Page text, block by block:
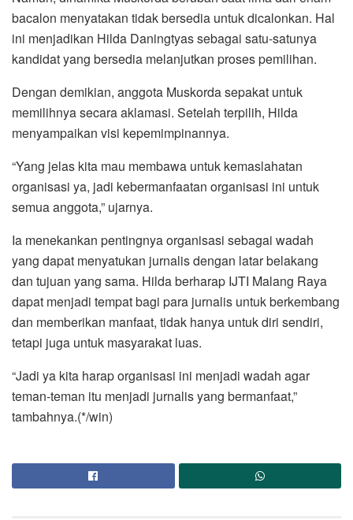
bacalon menyatakan tidak bersedia untuk dicalonkan. Hal
ini menjadikan Hilda Daningtyas sebagai satu-satunya
kandidat yang bersedia melanjutkan proses pemilihan.
Dengan demikian, anggota Muskorda sepakat untuk
memilihnya secara aklamasi. Setelah terpilih, Hilda
menyampaikan visi kepemimpinannya.
“Yang jelas kita mau membawa untuk kemaslahatan
organisasi ya, jadi kebermanfaatan organisasi ini untuk
semua anggota,” ujarnya.
Ia menekankan pentingnya organisasi sebagai wadah
yang dapat menyatukan jurnalis dengan latar belakang
dan tujuan yang sama. Hilda berharap IJTI Malang Raya
dapat menjadi tempat bagi para jurnalis untuk berkembang
dan memberikan manfaat, tidak hanya untuk diri sendiri,
tetapi juga untuk masyarakat luas.
“Jadi ya kita harap organisasi ini menjadi wadah agar
teman-teman itu menjadi jurnalis yang bermanfaat,”
tambahnya.(*/win)